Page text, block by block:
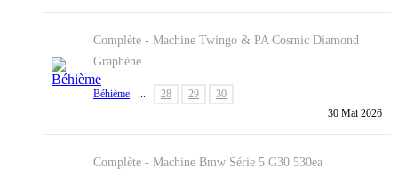
Complète - Machine Twingo & PA Cosmic Diamond
Graphène
Béhième ... 28 29
30
30 Mai 2026
Complète - Machine Bmw Série 5 G30 530ea